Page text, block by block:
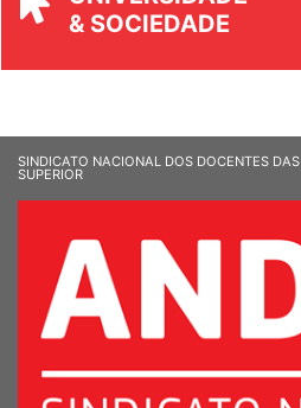
& SOCIEDADE
SINDICATO NACIONAL DOS DOCENTES
SUPERIOR